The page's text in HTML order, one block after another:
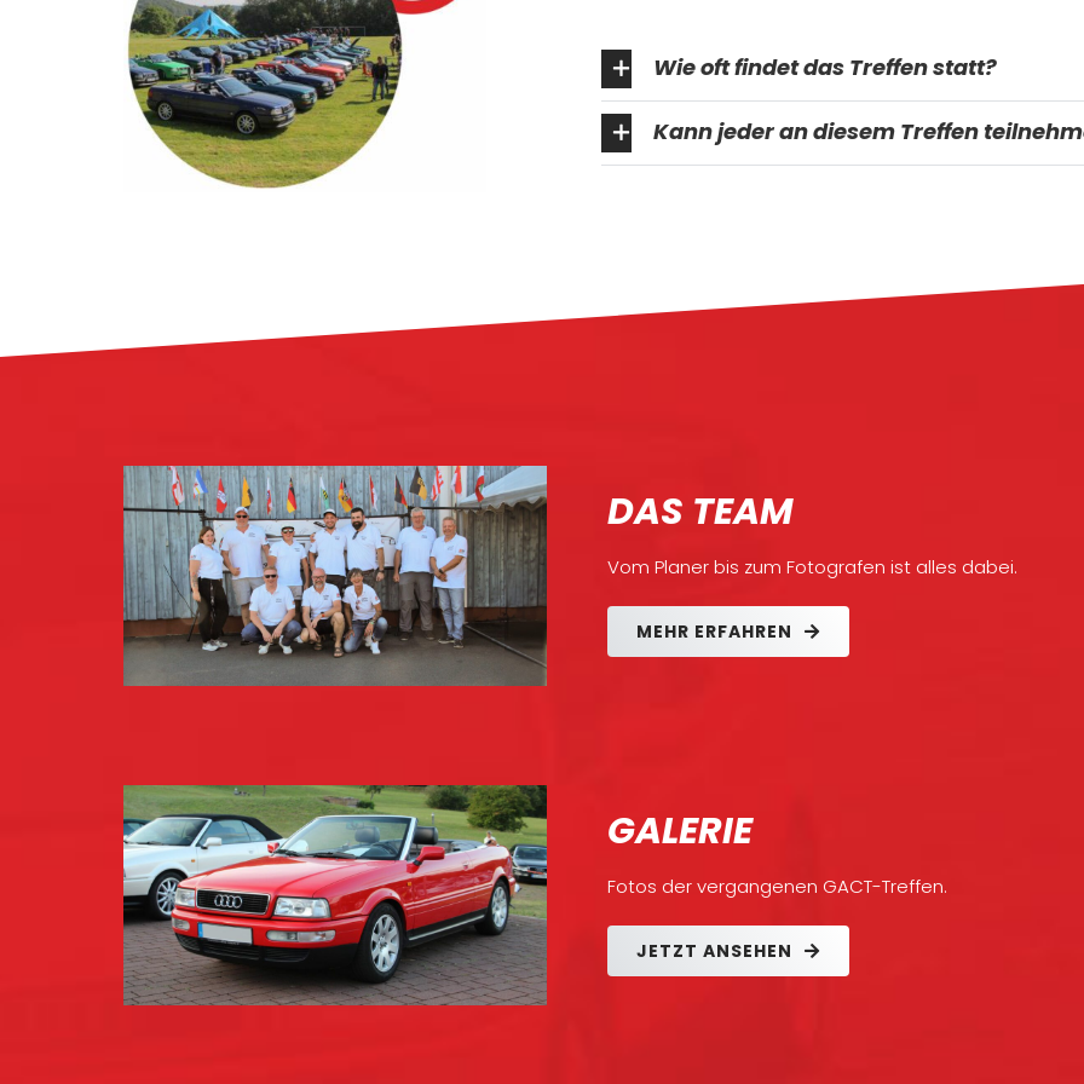
Wie oft findet das Treffen statt?
Kann jeder an diesem Treffen
DAS TEAM
Vom Planer bis zum Fotografen ist alles dabei.
MEHR ERFAHREN
GALERIE
Fotos der vergangenen GACT-Treffen.
JETZT ANSEHEN